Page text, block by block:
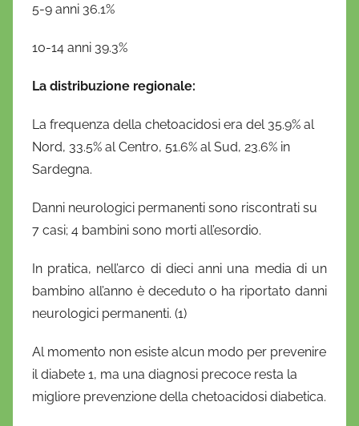
5-9 anni 36.1%
10-14 anni 39.3%
La distribuzione regionale:
La frequenza della chetoacidosi era del 35.9% al
Nord, 33.5% al Centro, 51.6% al Sud, 23.6% in
Sardegna.
Danni neurologici permanenti sono riscontrati su
7 casi; 4 bambini sono morti all’esordio.
In pratica, nell’arco di dieci anni una media di un
bambino all’anno è deceduto o ha riportato danni
neurologici permanenti. (1)
Al momento non esiste alcun modo per prevenire
il diabete 1, ma una diagnosi precoce resta la
migliore prevenzione della chetoacidosi diabetica.